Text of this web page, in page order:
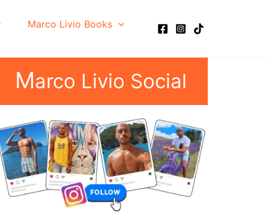
Marco Livio Books
Marco Livio Social